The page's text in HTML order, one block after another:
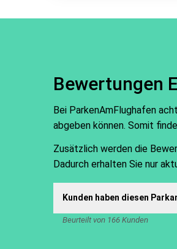
Bewertungen
Bei ParkenAmFlughafen
abgeben können. Somit
Zusätzlich werden die
Dadurch erhalten Sie nur
Kunden haben diesen
Beurteilt von 166 Kunden